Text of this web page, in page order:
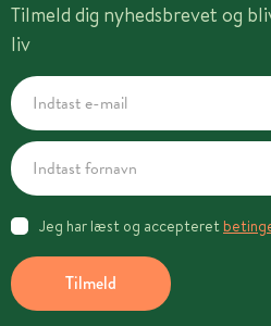
Tilmeld dig nyhedsbrevet og
liv
Tilmeld
Jeg har læst og accepteret